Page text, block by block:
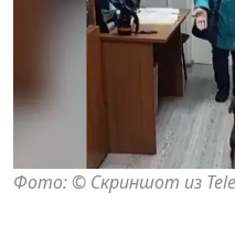
Фото: © Скриншот из